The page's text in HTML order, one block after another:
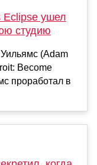
Eclipse ушел
студию
(Adam
Become
проработал в